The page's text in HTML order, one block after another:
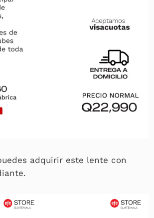
adquirir este lente con